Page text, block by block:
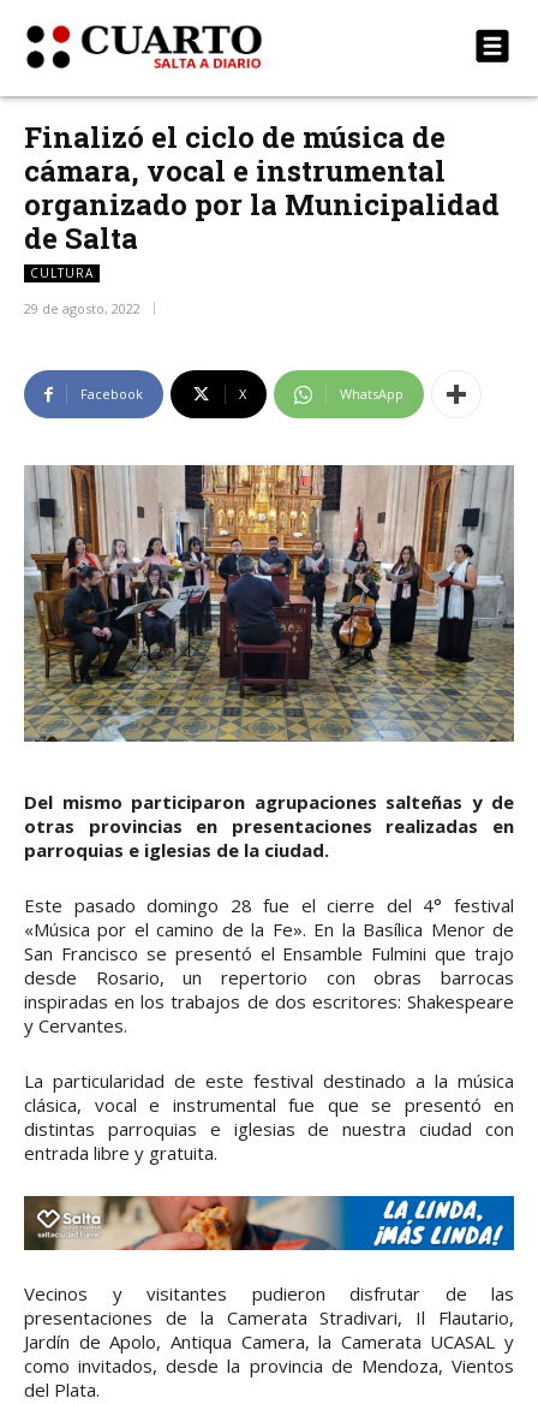
Finalizó el ciclo de música de
cámara, vocal e instrumental
organizado por la Municipalidad
de Salta
CULTURA
29 de agosto, 2022
Facebook X WhatsApp
Del mismo participaron agrupaciones salteñas y de
otras provincias en presentaciones realizadas en
parroquias e iglesias de la ciudad.
Este pasado domingo 28 fue el cierre del 4° festival
«Música por el camino de la Fe». En la Basílica Menor de
San Francisco se presentó el Ensamble Fulmini que trajo
desde Rosario, un repertorio con obras barrocas
inspiradas en los trabajos de dos escritores: Shakespeare
y Cervantes.
La particularidad de este festival destinado a la música
clásica, vocal e instrumental fue que se presentó en
distintas parroquias e iglesias de nuestra ciudad con
entrada libre y gratuita.
Vecinos y visitantes pudieron disfrutar de las
presentaciones de la Camerata Stradivari, Il Flautario,
Jardín de Apolo, Antiqua Camera, la Camerata UCASAL y
como invitados, desde la provincia de Mendoza, Vientos
del Plata.